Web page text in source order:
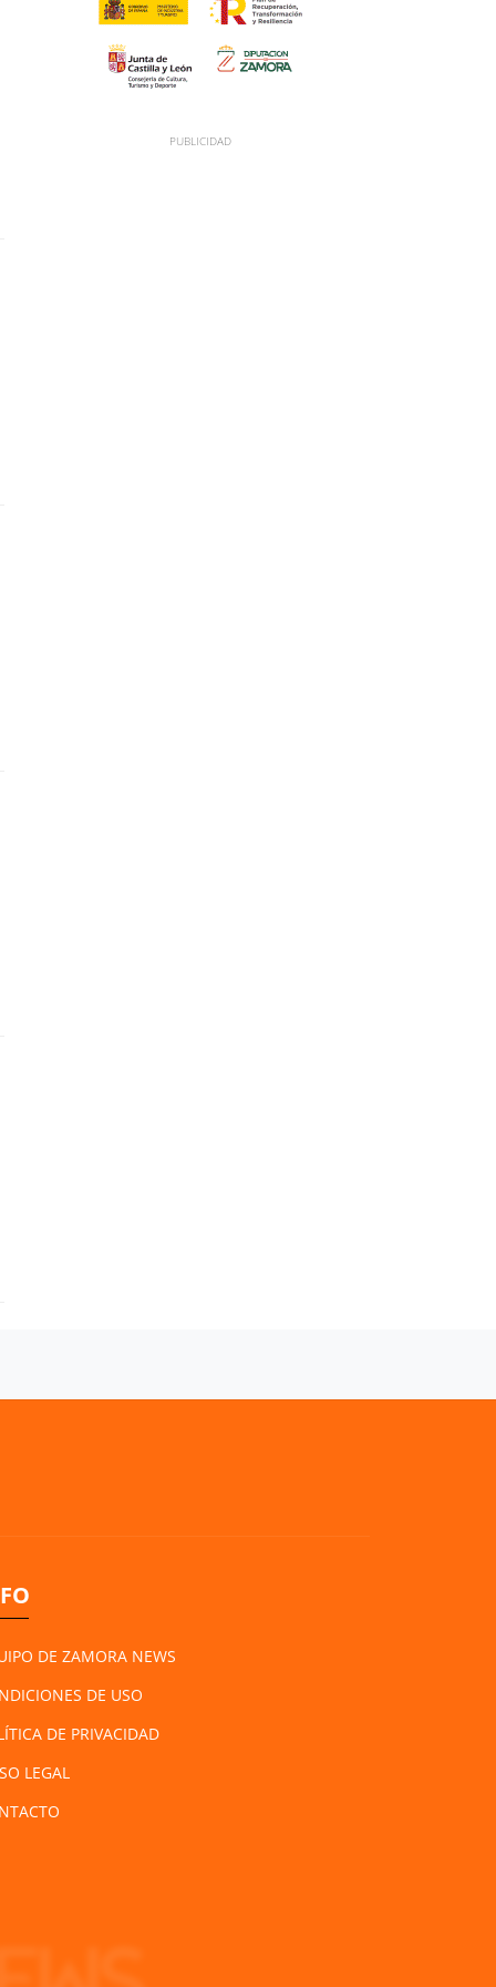
DE ZAMORA NEWS
DE USO
DE PRIVACIDAD
LEGAL